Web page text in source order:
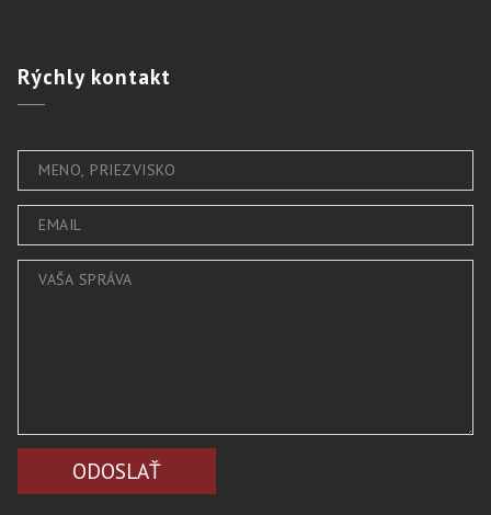
Rýchlykontakt